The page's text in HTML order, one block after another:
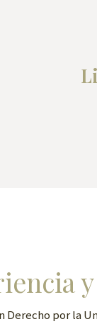
Derecho por la